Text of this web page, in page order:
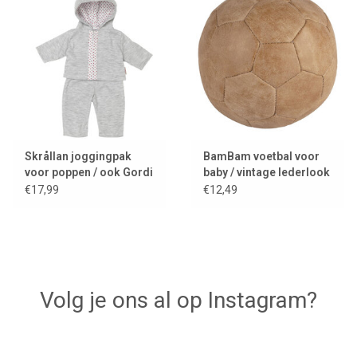
Skrållan joggingpak
voor poppen / ook Gordi
poppen
€17,99
BamBam voetbal voor
baby / vintage lederlook
€12,49
Volg je ons al op Instagram?